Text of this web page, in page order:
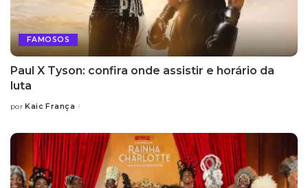
FAMOSOS
Paul X Tyson: confira onde assistir e horário da
luta
Posted
por Kaic França